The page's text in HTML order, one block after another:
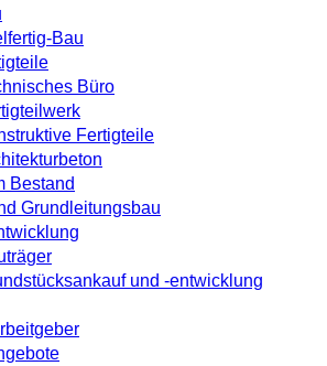
Bau
Büro
Fertigteile
Bestand
Grundleitungsbau
und -entwicklung